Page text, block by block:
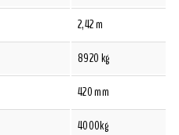
2,42 m
8920 kg
420 mm
4000kg